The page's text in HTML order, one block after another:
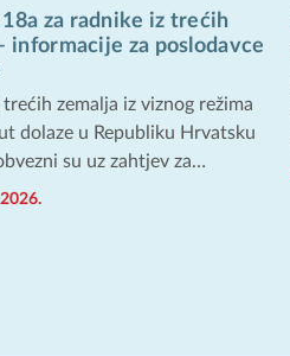
za radnike iz trećih
informacije za poslodavce
zemalja iz viznog režima
dolaze u Republiku Hrvatsku
su uz zahtjev za…